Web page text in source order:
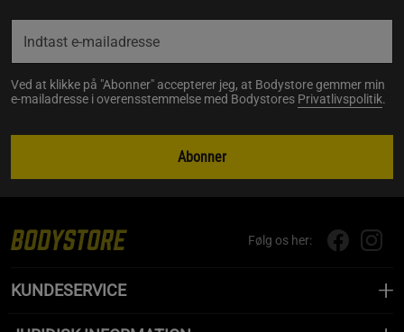
Ved at klikke på "Abonner" accepterer jeg, at Bodystore gemmer min
e-mailadresse i overensstemmelse med Bodystores Privatlivspolitik.
Abonner
Følg os her:
KUNDESERVICE